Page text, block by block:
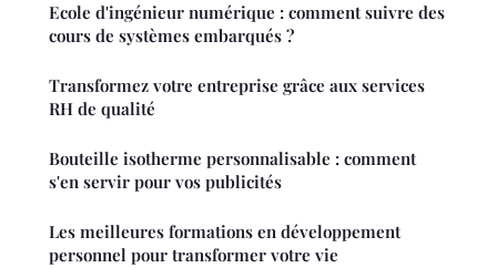
Ecole d'ingénieur numérique : comment suivre des
cours de systèmes embarqués ?
Transformez votre entreprise grâce aux services
RH de qualité
Bouteille isotherme personnalisable : comment
s'en servir pour vos publicités
Les meilleures formations en développement
personnel pour transformer votre vie